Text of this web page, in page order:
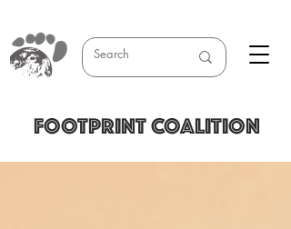
FOOTPRINT COALITION